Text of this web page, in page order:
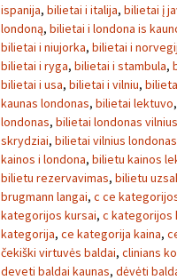
ispanija, bilietai i italija, bilietai į
londoną, bilietai i londona is
bilietai i niujorka, bilietai i
bilietai i ryga, bilietai i stambula,
bilietai i usa, bilietai i vilniu,
kaunas londonas, bilietai lektuvo,
londonas, bilietai londonas vilnius
skrydziai, bilietai vilnius londonas
kainos i londona, bilietu kainos
bilietu rezervavimas, bilietu
brugmann langai, c ce
kategorijos kursai, c kategorijos
kategorija, ce kategorija kaina,
čekiški virtuvės baldai, clinians
deveti baldai kaunas, dėvėti